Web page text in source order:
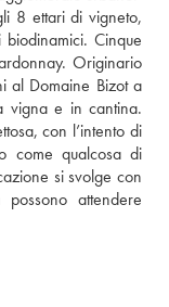
8 ettari di vigneto,
Cinque
Originario
al Domaine Bizot a
vigna e in cantina.
con l’intento di
come qualcosa di
si svolge con
attendere